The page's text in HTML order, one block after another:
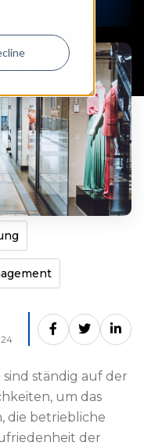
ständig auf der
um das
die betriebliche
der